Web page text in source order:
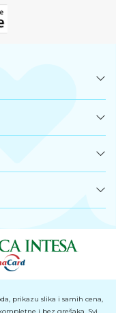
prikazu slika i samih cena,